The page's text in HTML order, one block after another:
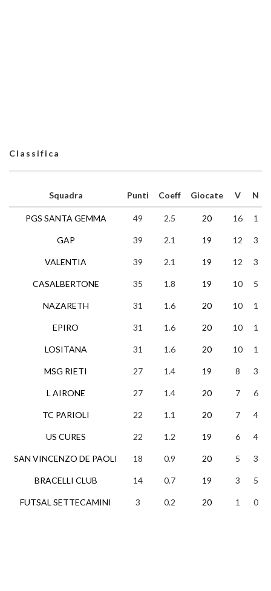
Classifica
Squadra
PGS SANTA GEMMA
GAP
VALENTIA
CASALBERTONE
NAZARETH
EPIRO
LOSITANA
MSG RIETI
L AIRONE
TC PARIOLI
US CURES
SAN VINCENZO DE PAOLI
BRACELLI CLUB
FUTSAL SETTECAMINI
Punti Coeff Giocate V N
49 2.5 20 16 1
39 2.1 19 12 3
39 2.1 19 12 3
35 1.8 19 10 5
31 1.6 20 10 1
31 1.6 20 10 1
31 1.6 20 10 1
27 1.4 19 8 3
27 1.4 20 7 6
22 1.1 20 7 4
22 1.2 19 6 4
18 0.9 20 5 3
14 0.7 19 3 5
3 0.2 20 1 0